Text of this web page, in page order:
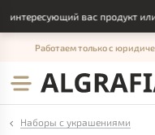
вас продукт или
Работаем только с
Наборы с украшениями